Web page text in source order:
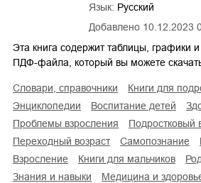
Добавлено 10.12.2023
Язык: Русский
Эта книга содержит таблицы, графики
ПДФ-файла, который вы можете
словари, справочники
книги для
энциклопедии
воспитание детей
проблемы взросления
подростковый
переходный возраст
самопознание
взросление
книги для мальчиков
знания и навыки
медицина и